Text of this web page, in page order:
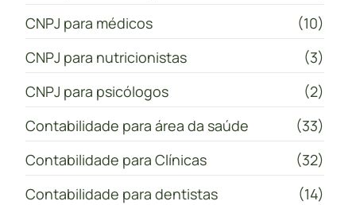
CNPJ para médicos
(10)
CNPJ para nutricionistas
(3)
CNPJ para psicólogos
(2)
Contabilidade para área da saúde
(33)
Contabilidade para Clínicas
(32)
Contabilidade para dentistas
(14)